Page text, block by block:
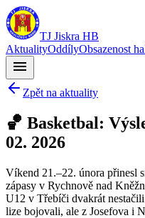
TJ Jiskra HB
AktualityOddílyObsazenost
menu
Zpět na aktuality
🏀 Basketbal:
02. 2026
Víkend 21.–22. února přinesl
zápasy v Rychnově nad
U12 v Třebíči dvakrát
lize bojovali, ale z Josefova i